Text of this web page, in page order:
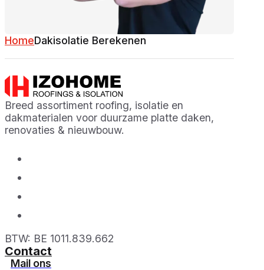
HomeDakisolatie Berekenen
Breed assortiment roofing, isolatie en
dakmaterialen voor duurzame platte daken,
renovaties & nieuwbouw.
BTW: BE 1011.839.662
Contact
Mail ons